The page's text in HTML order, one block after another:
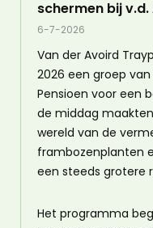
schermen bij
6-7-2026
Van der Avoird
2026 een groep
Pensioen voor een
de middag
wereld van de
frambozenplanten
een steeds grotere
Het programma